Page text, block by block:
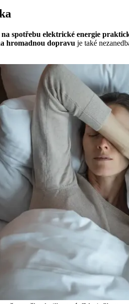
na spotřebu elektrické energie
hromadnou dopravu je také